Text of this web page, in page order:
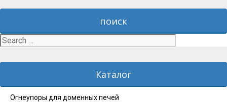
поиск
Search
for:
Каталог
Огнеупоры для доменных печей